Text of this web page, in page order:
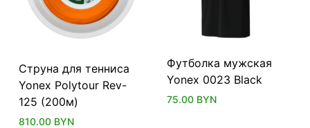
Струна для тенниса
Yonex Polytour Rev-
125 (200м)
810.00 BYN
Футболка мужская
Yonex 0023 Black
75.00 BYN